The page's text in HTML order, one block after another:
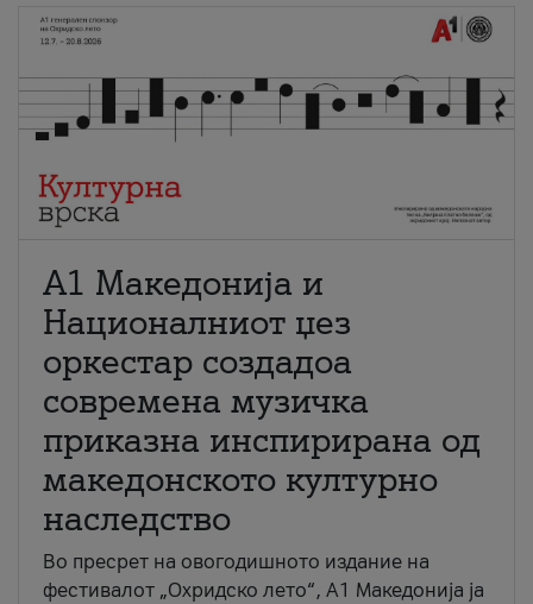
А1 Македонија и
Националниот џез
оркестар создадоа
современа музичка
приказна инспирирана од
македонското културно
наследство
Во пресрет на овогодишното издание на
фестивалот „Охридско лето“, А1 Македонија ја